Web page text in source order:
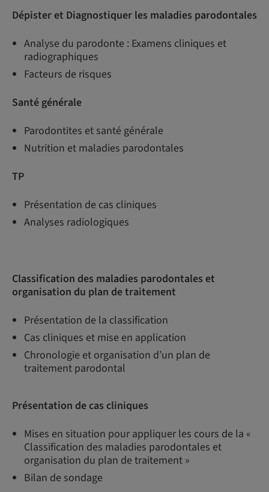
Dépister et Diagnostiquer les maladies parodontales
Analyse du parodonte : Examens cliniques et
radiographiques
Facteurs de risques
Santé générale
Parodontites et santé générale
Nutrition et maladies parodontales
TP
Présentation de cas cliniques
Analyses radiologiques
Classification des maladies parodontales et
organisation du plan de traitement
Présentation de la classification
Cas cliniques et mise en application
Chronologie et organisation d’un plan de
traitement parodontal
Présentation de cas cliniques
Mises en situation pour appliquer les cours de la «
Classification des maladies parodontales et
organisation du plan de traitement »
Bilan de sondage